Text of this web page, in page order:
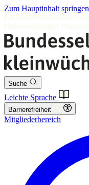
Zum Hauptinhalt springen
Suche
Leichte Sprache
Barrierefreiheit
Mitgliederbereich